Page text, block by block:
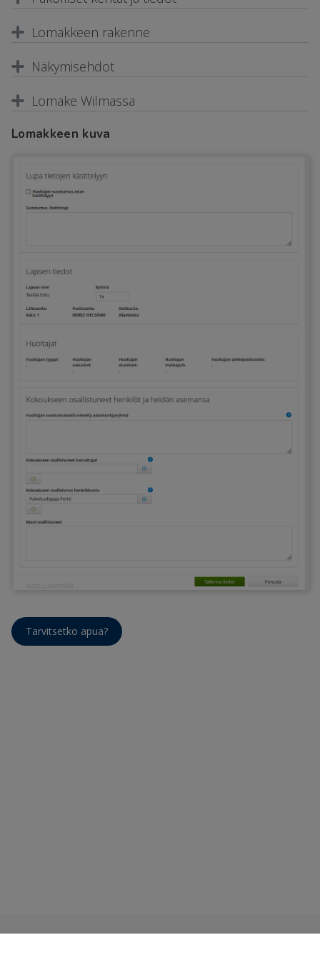
Lomakkeen rakenne
Näkymisehdot
Lomake Wilmassa
Lomakkeen kuva
Tarvitsetko apua?